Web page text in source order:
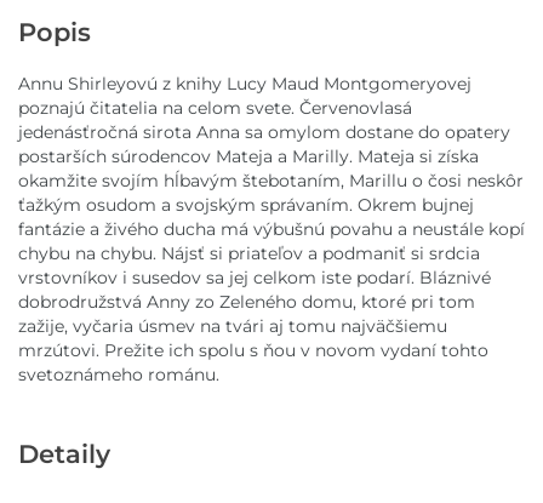
Popis
Annu Shirleyovú z knihy Lucy Maud Montgomeryovej
poznajú čitatelia na celom svete. Červenovlasá
jedenásťročná sirota Anna sa omylom dostane do opatery
postarších súrodencov Mateja a Marilly. Mateja si získa
okamžite svojím hĺbavým štebotaním, Marillu o čosi neskôr
ťažkým osudom a svojským správaním. Okrem bujnej
fantázie a živého ducha má výbušnú povahu a neustále kopí
chybu na chybu. Nájsť si priateľov a podmaniť si srdcia
vrstovníkov i susedov sa jej celkom iste podarí. Bláznivé
dobrodružstvá Anny zo Zeleného domu, ktoré pri tom
zažije, vyčaria úsmev na tvári aj tomu najväčšiemu
mrzútovi. Prežite ich spolu s ňou v novom vydaní tohto
svetoznámeho románu.
Detaily